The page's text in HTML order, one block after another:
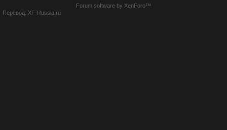
Forum software by XenForo™
Перевод: XF-Russia.ru